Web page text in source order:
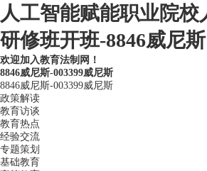
人工智能赋能职业院校
研修班开班-8846威尼斯
欢迎加入教育法制网！
8846威尼斯-003399威尼斯
8846威尼斯-003399威尼斯
政策解读
教育访谈
教育热点
经验交流
专题策划
基础教育